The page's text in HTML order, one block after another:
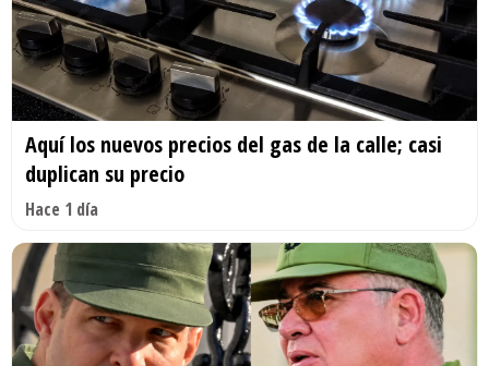
Aquí los nuevos precios del gas de la calle; casi
duplican su precio
Hace 1 día